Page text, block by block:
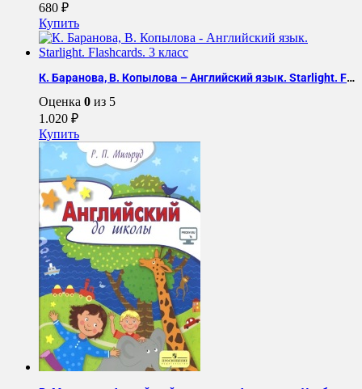
680 ₽
Купить
К. Баранова, В. Копылова – Английский язык. Starlight. Flashcards. 3 класс
Оценка 0 из 5
1.020 ₽
Купить